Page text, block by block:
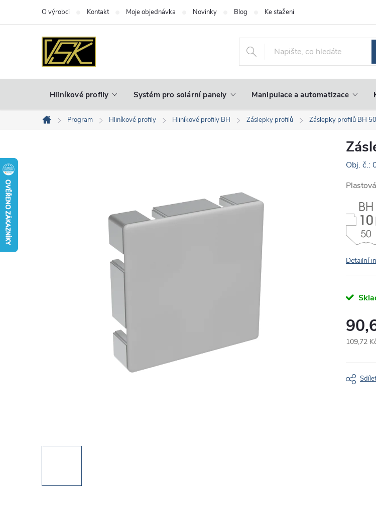
O výrobci Kontakt Moje objednávka Novinky Blog Ke stažení
Hliníkové profily Systém pro solární panely Manipulace a automatizace
Domů
Program Hliníkové profily Hliníkové profily BH Záslepky profilů Záslepky profilů BH
Obj. č.:
Detailní
109,72
cena:
Sdílet